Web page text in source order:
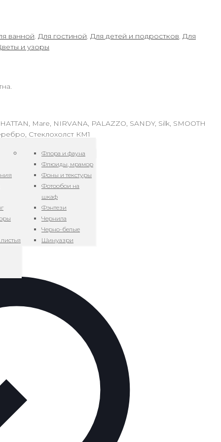
Флора и фауна
Флюиды, мрамор
Фоны и текстуры
Фотообои на
шкаф
Фэнтези
Чернила
Черно-белые
Шинуазри
ванной, Для гостиной, Для детей и подростков, Для
и узоры
Mare, NIRVANA, PALAZZO, SANDY, Silk, SMOOTH
Стеклохолст КМ1